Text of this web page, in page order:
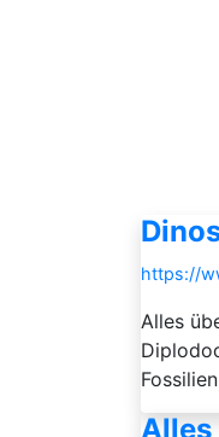
https://
Alles
Alles